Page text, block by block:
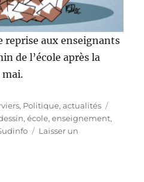
reprise aux enseignants
de l’école après la
mai.
, Politique, actualités
,école,enseignement,
Laisser un